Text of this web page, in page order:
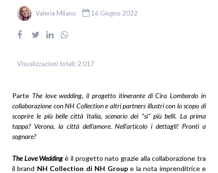
Valeria Milano 16 Giugno 2022
Visualizzazioni totali: 2.017
Parte The love wedding, il progetto itinerante di Cira Lombardo in
collaborazione con NH Collection e altri partners illustri con lo scopo di
scoprire le più belle città Italia, scenario dei “sì” più belli. La prima
tappa? Verona, la città dell’amore. Nell’articolo i dettagli! Pronti a
sognare?
The Love Weddingè il progetto nato grazie alla collaborazione tra
il brand NH Collection di NH Groupe la nota imprenditrice e